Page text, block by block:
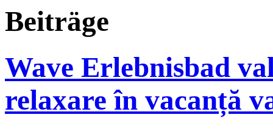
Beiträge
Wave Erlebnisbad
relaxare în vacanță